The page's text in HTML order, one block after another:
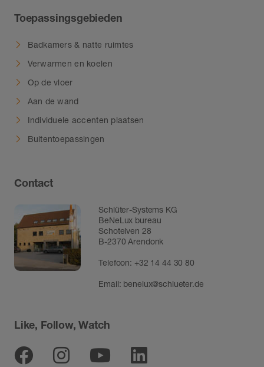
Toepassingsgebieden
Badkamers & natte ruimtes
Verwarmen en koelen
Op de vloer
Aan de wand
Individuele accenten plaatsen
Buitentoepassingen
Contact
Schlüter-Systems KG
BeNeLux bureau
Schotelven 28
B-2370 Arendonk
Telefoon: +32 14 44 30 80
Email: benelux@schlueter.de
Like, Follow, Watch
Facebook
Instagram
YoutubeLinkedin